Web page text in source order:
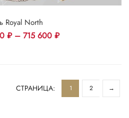
Royal North
₽– 715 600 ₽
СТРАНИЦА: 1 2 →